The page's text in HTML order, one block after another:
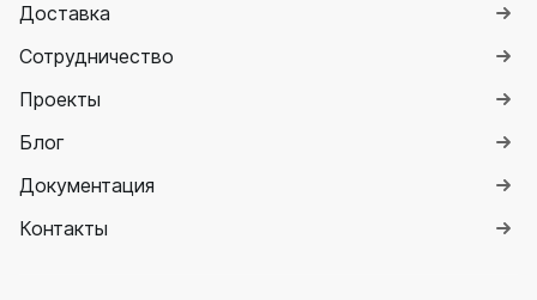
Доставка
Сотрудничество
Проекты
Блог
Документация
Контакты